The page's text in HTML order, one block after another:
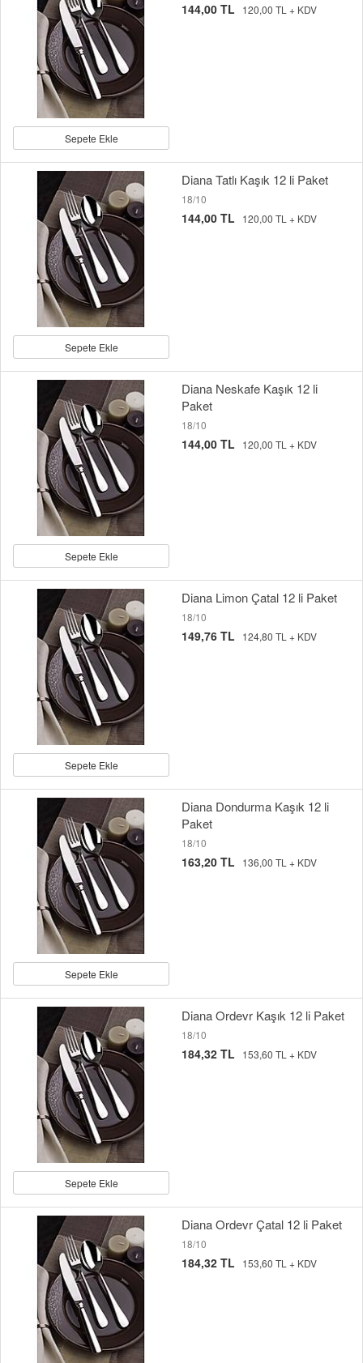
Sepete Ekle
144,00 TL 120,00 TL + KDV
Sepete Ekle
Diana Tatlı Kaşık 12 li Paket
18/10
144,00 TL 120,00 TL + KDV
Sepete Ekle
Diana Neskafe Kaşık 12 li
Paket
18/10
144,00 TL 120,00 TL + KDV
Sepete Ekle
Diana Limon Çatal 12 li Paket
18/10
149,76 TL 124,80 TL + KDV
Sepete Ekle
Diana Dondurma Kaşık 12 li
Paket
18/10
163,20 TL 136,00 TL + KDV
Sepete Ekle
Diana Ordevr Kaşık 12 li Paket
18/10
184,32 TL 153,60 TL + KDV
Diana Ordevr Çatal 12 li Paket
18/10
184,32 TL 153,60 TL + KDV